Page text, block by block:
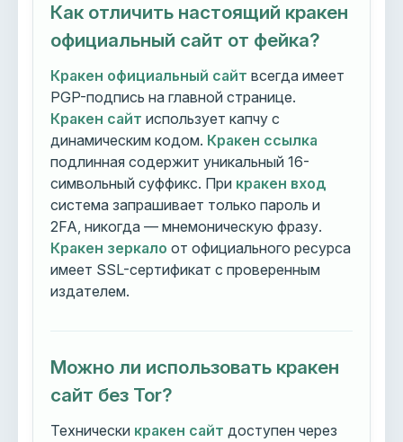
Как отличить настоящий кракен
официальный сайт от фейка?
Кракен официальный сайт всегда имеет
PGP-подпись на главной странице.
Кракен сайт использует капчу с
динамическим кодом. Кракен ссылка
подлинная содержит уникальный 16-
символьный суффикс. При кракен вход
система запрашивает только пароль и
2FA, никогда — мнемоническую фразу.
Кракен зеркало от официального ресурса
имеет SSL-сертификат с проверенным
издателем.
Можно ли использовать кракен
сайт без Tor?
Технически кракен сайт доступен через